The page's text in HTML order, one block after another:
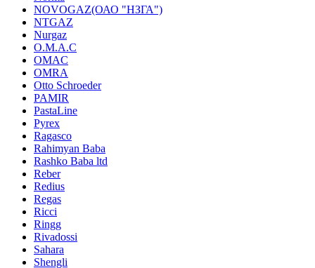
NOVOGAZ(ОАО "НЗГА")
NTGAZ
Nurgaz
O.M.A.C
OMAC
OMRA
Otto Schroeder
PAMIR
PastaLine
Pyrex
Ragasco
Rahimyan Baba
Rashko Baba ltd
Reber
Redius
Regas
Ricci
Ringg
Rivadossi
Sahara
Shengli